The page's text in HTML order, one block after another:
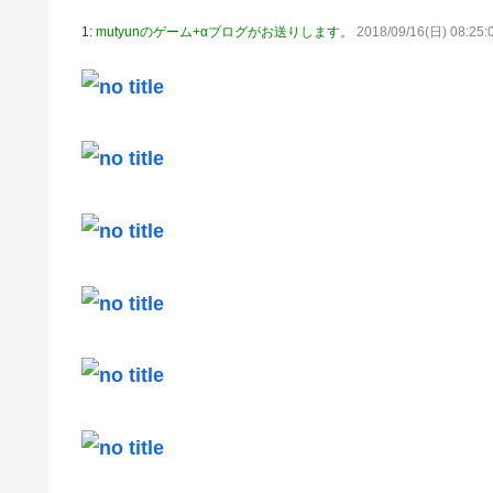
【ウルトラQ】 「ナメゴン」とかいうシリーズ初の宇宙怪
【艦これ】 募：ヴィスビィの触媒
【画像】『金田一少年の事件簿』で好きな死体ランキング
ソフトの入れ替えなんて10秒で済むのにそれを面倒くさ
【にじさんじ】本日20時から、ののはとあゆゆでコラボ！
部屋作りゲーム、確率で出現するイカを見るとクラッシュ
【激震】韓国人「韓国サッカー協会、W杯・五輪で複数
1: mutyunのゲーム+αブログがお送りします。 2018/09/16(日)